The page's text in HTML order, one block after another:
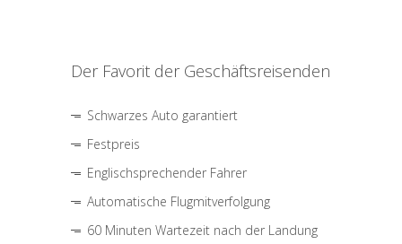
Der Favorit der Geschäftsreisenden
Schwarzes Auto garantiert
Festpreis
Englischsprechender Fahrer
Automatische Flugmitverfolgung
60 Minuten Wartezeit nach der Landung